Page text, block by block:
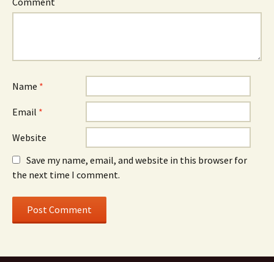
Name *
Email *
Website
Save my name, email, and website in this browser for
the next time I comment.